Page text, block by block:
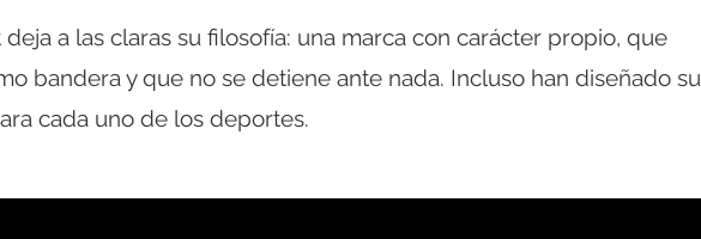
a las claras su filosofía: una marca con carácter propio, que
bandera y que no se detiene ante nada. Incluso han diseñado su
cada uno de los deportes.